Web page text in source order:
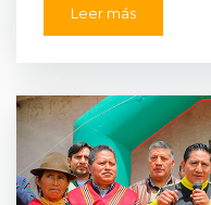
Leer más